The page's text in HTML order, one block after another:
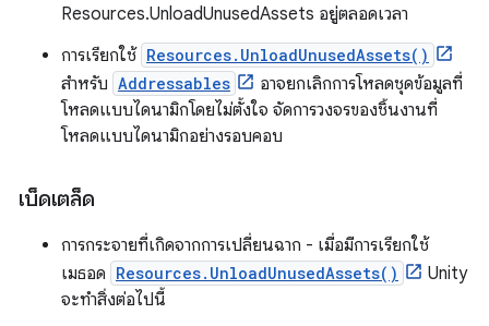
Resources.UnloadUnusedAssets อยู่ตลอดเวลา
การเรียกใช้ Resources.UnloadUnusedAssets()
สำหรับ Addressables
อาจยกเลิกการโหลดชุดข้อมูลที่
โหลดแบบไดนามิกโดยไม่ตั้งใจ จัดการวงจรของชิ้นงานที่
โหลดแบบไดนามิกอย่างรอบคอบ
เบ็ดเตล็ด
การกระจายที่เกิดจากการเปลี่ยนฉาก - เมื่อมีการเรียกใช้
เมธอด Resources.UnloadUnusedAssets()
Unity
จะทำสิ่งต่อไปนี้